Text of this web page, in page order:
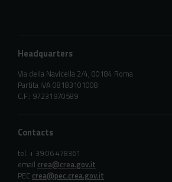
Headquarters
Via della Navicella 2/4, 00184 Roma
Partita IVA 08183101008
C.F.: 97231970589
Contacts
tel. + 39 06 478361
email crea@crea.gov.it
PEC crea@pec.crea.gov.it